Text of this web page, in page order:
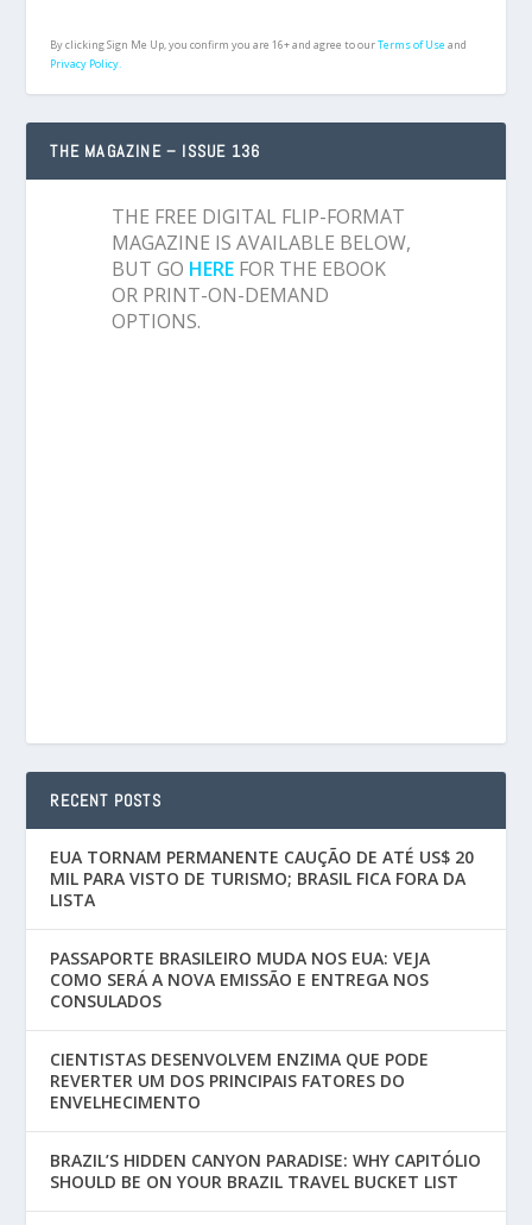
By clicking Sign Me Up, you confirm you are 16+ and agree to ourTerms of Useand
Privacy Policy.
THE MAGAZINE – ISSUE 136
THE FREE DIGITAL FLIP-FORMAT
MAGAZINE IS AVAILABLE BELOW,
BUT GO HERE FOR THE EBOOK
OR PRINT-ON-DEMAND
OPTIONS.
RECENT POSTS
EUA TORNAM PERMANENTE CAUÇÃO DE ATÉ US$ 20
MIL PARA VISTO DE TURISMO; BRASIL FICA FORA DA
LISTA
PASSAPORTE BRASILEIRO MUDA NOS EUA: VEJA
COMO SERÁ A NOVA EMISSÃO E ENTREGA NOS
CONSULADOS
CIENTISTAS DESENVOLVEM ENZIMA QUE PODE
REVERTER UM DOS PRINCIPAIS FATORES DO
ENVELHECIMENTO
BRAZIL’S HIDDEN CANYON PARADISE: WHY CAPITÓLIO
SHOULD BE ON YOUR BRAZIL TRAVEL BUCKET LIST